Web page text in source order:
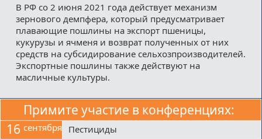
В РФ со 2 июня 2021 года действует механизм
зернового демпфера, который предусматривает
плавающие пошлины на экспорт пшеницы,
кукурузы и ячменя и возврат полученных от них
средств на субсидирование сельхозпроизводителей.
Экспортные пошлины также действуют на
масличные культуры.
Примите участие в конференциях:
16 сентября Пестициды